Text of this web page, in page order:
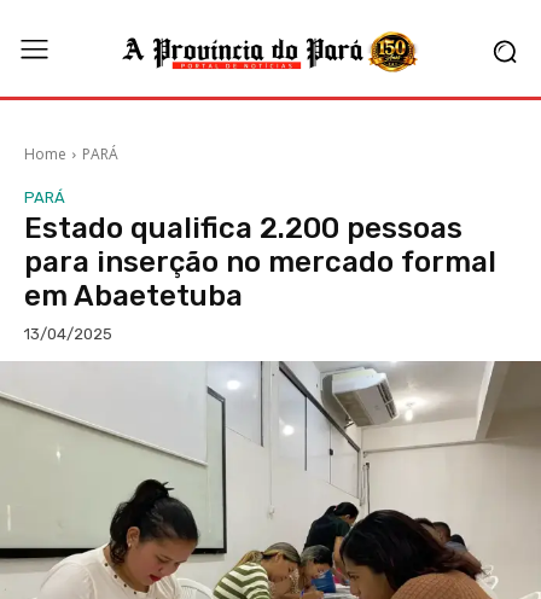
Home PARÁ
PARÁ
Estado qualifica 2.200 pessoas
para inserção no mercado formal
em Abaetetuba
13/04/2025